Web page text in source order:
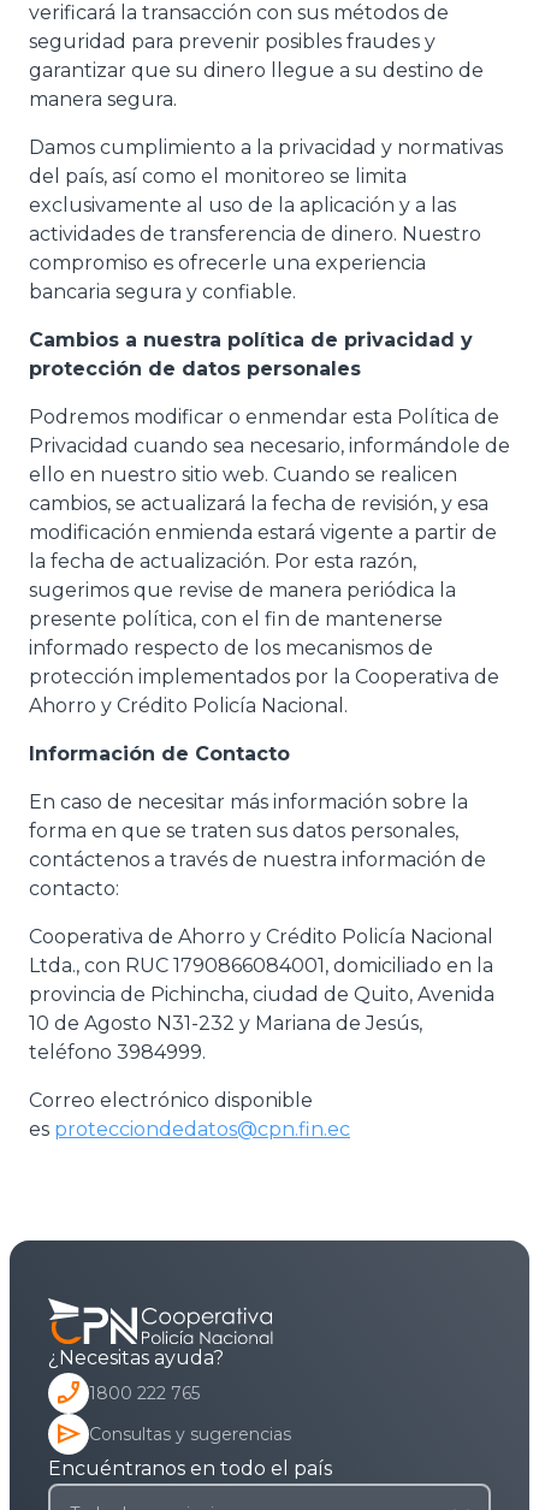
verificará la transacción con sus métodos de
seguridad para prevenir posibles fraudes y
garantizar que su dinero llegue a su destino de
manera segura.
Damos cumplimiento a la privacidad y normativas
del país, así como el monitoreo se limita
exclusivamente al uso de la aplicación y a las
actividades de transferencia de dinero. Nuestro
compromiso es ofrecerle una experiencia
bancaria segura y confiable.
Cambios a nuestra política de privacidad y
protección de datos personales
Podremos modificar o enmendar esta Política de
Privacidad cuando sea necesario, informándole de
ello en nuestro sitio web. Cuando se realicen
cambios, se actualizará la fecha de revisión, y esa
modificación enmienda estará vigente a partir de
la fecha de actualización. Por esta razón,
sugerimos que revise de manera periódica la
presente política, con el fin de mantenerse
informado respecto de los mecanismos de
protección implementados por la Cooperativa de
Ahorro y Crédito Policía Nacional.
Información de Contacto
En caso de necesitar más información sobre la
forma en que se traten sus datos personales,
contáctenos a través de nuestra información de
contacto:
Cooperativa de Ahorro y Crédito Policía Nacional
Ltda., con RUC 1790866084001, domiciliado en la
provincia de Pichincha, ciudad de Quito, Avenida
10 de Agosto N31-232 y Mariana de Jesús,
teléfono 3984999.
Correo electrónico disponible
es protecciondedatos@cpn.fin.ec
¿Necesitas ayuda?
phone_enabled 1800 222 765
send Consultas y sugerencias
Encuéntranos en todo el país